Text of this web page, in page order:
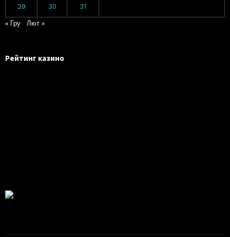
29 30 31
« Гру Лют »
Рейтинг казино